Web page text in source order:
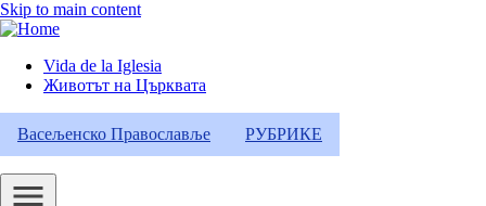
Skip to main content
Header
Category
Menu
Vida de la Iglesia
Животът на Църквата
Васељенско Православље РУБРИКЕ